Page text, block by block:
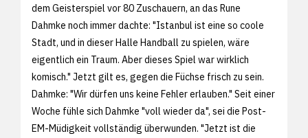
dem Geisterspiel vor 80 Zuschauern, an das Rune
Dahmke noch immer dachte: "Istanbul ist eine so coole
Stadt, und in dieser Halle Handball zu spielen, wäre
eigentlich ein Traum. Aber dieses Spiel war wirklich
komisch." Jetzt gilt es, gegen die Füchse frisch zu sein.
Dahmke: "Wir dürfen uns keine Fehler erlauben." Seit einer
Woche fühle sich Dahmke "voll wieder da", sei die Post-
EM-Müdigkeit vollständig überwunden. "Jetzt ist die